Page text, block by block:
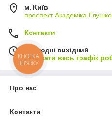
м. Київ
проспект Академіка
Контакти
Сьогодні вихідний
Показати весь графік
Про нас
Контакти
КНОПКА
ЗВ'ЯЗКУ